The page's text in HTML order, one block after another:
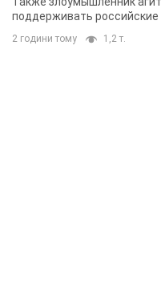
поддерживать
2 години тому 1,2 т.